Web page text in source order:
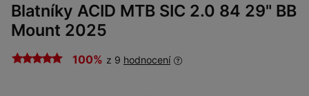
Blatníky ACID MTB SIC 2.0 84 29" BB
Mount 2025
100% z 9 hodnocení